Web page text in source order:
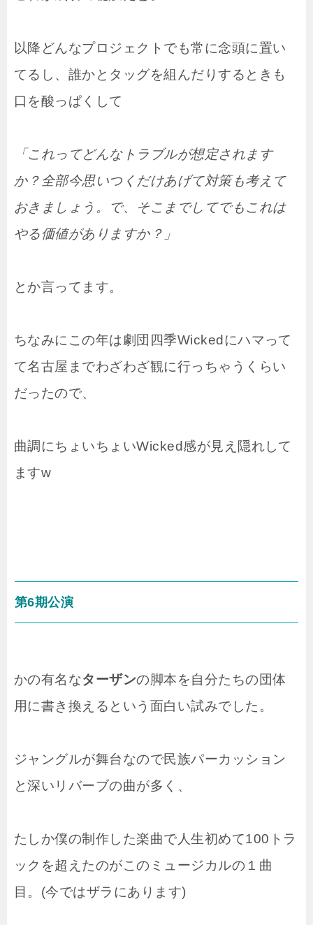
以降どんなプロジェクトでも常に念頭に置い
てるし、誰かとタッグを組んだりするときも
口を酸っぱくして
「これってどんなトラブルが想定されます
か？全部今思いつくだけあげて対策も考えて
おきましょう。で、そこまでしてでもこれは
やる価値がありますか？」
とか言ってます。
ちなみにこの年は劇団四季Wickedにハマって
て名古屋までわざわざ観に行っちゃうくらい
だったので、
曲調にちょいちょいWicked感が見え隠れして
ますw
第6期公演
かの有名なターザンの脚本を自分たちの団体
用に書き換えるという面白い試みでした。
ジャングルが舞台なので民族パーカッション
と深いリバーブの曲が多く、
たしか僕の制作した楽曲で人生初めて100トラ
ックを超えたのがこのミュージカルの１曲
目。(今ではザラにあります)